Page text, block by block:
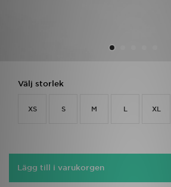
Välj storlek
XS S M L XL
Lägg till i varukorgen